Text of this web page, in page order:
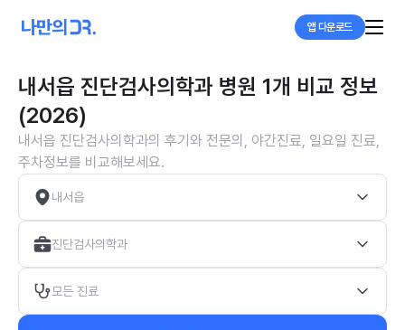
앱 다운로드
내서읍 진단검사의학과 병원 1개 비교 정보
(2026)
내서읍 진단검사의학과의 후기와 전문의, 야간진료, 일요일 진료,
주차정보를 비교해보세요.
내서읍
진단검사의학과
모든 진료